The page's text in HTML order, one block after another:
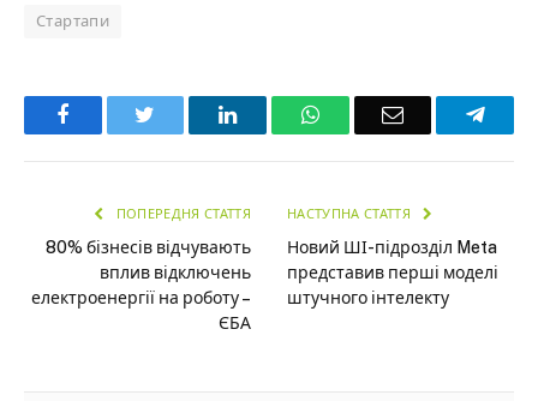
Стартапи
Facebook LinkedInWhatsAppEmail
ПОПЕРЕДНЯ СТАТТЯ
80% бізнесів відчувають
вплив відключень
електроенергії на роботу –
ЄБА
НАСТУПНА СТАТТЯ
Новий ШІ-підрозділ Meta
представив перші моделі
штучного інтелекту